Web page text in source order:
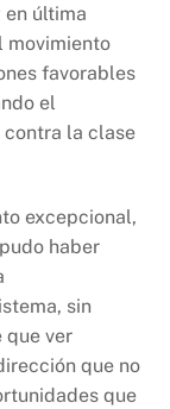
última
movimiento
favorables
el
contra la clase
excepcional,
haber
sin
que ver
que no
que